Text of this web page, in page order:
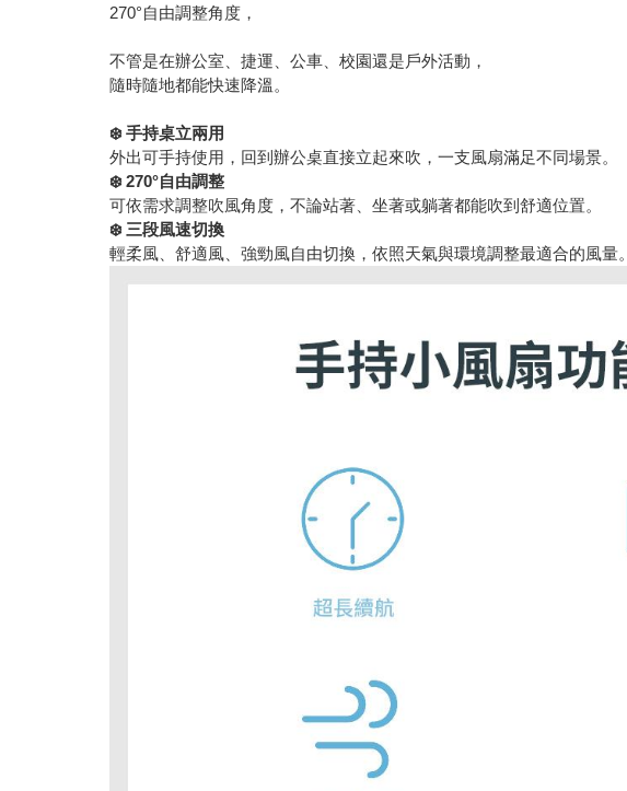
270°自由調整角度，
不管是在辦公室、捷運、公車、校園還是戶外活動，
隨時隨地都能快速降溫。
❄️ 手持桌立兩用
外出可手持使用，回到辦公桌直接立起來吹，一支風扇滿足不同場景。
❄️ 270°自由調整
可依需求調整吹風角度，不論站著、坐著或躺著都能吹到舒適位置。
❄️ 三段風速切換
輕柔風、舒適風、強勁風自由切換，依照天氣與環境調整最適合的風量。